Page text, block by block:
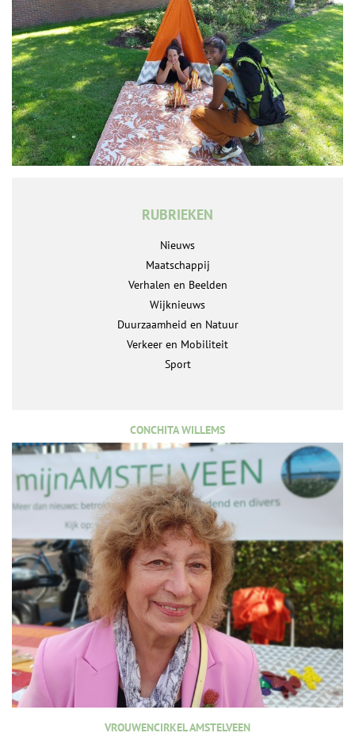
RUBRIEKEN
Nieuws
Maatschappij
Verhalen en Beelden
Wijknieuws
Duurzaamheid en Natuur
Verkeer en Mobiliteit
Sport
CONCHITA WILLEMS
VROUWENCIRKEL AMSTELVEEN